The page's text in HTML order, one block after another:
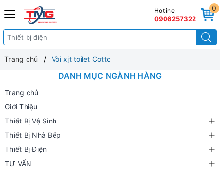
0
Hotline
0906257322
Trang chủ Vòi xịt toilet Cotto
DANH MỤC NGÀNH HÀNG
Trang chủ
Giới Thiệu
Thiết Bị Vệ Sinh
Thiết Bị Nhà Bếp
Thiết Bị Điện
TƯ VẤN